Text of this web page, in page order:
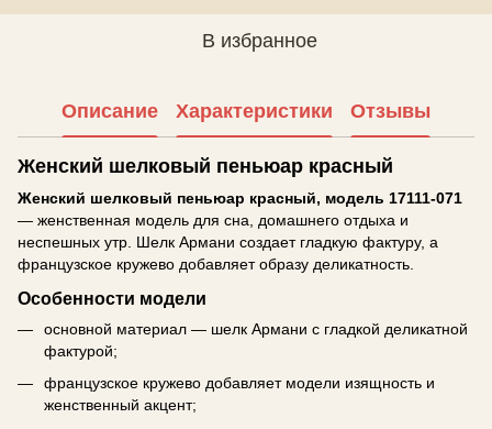
В избранное
Описание Характеристики Отзывы
Женский шелковый пеньюар красный
Женский шелковый пеньюар красный, модель 17111-071
— женственная модель для сна, домашнего отдыха и
неспешных утр. Шелк Армани создает гладкую фактуру, а
французское кружево добавляет образу деликатность.
Особенности модели
основной материал — шелк Армани с гладкой деликатной
фактурой;
французское кружево добавляет модели изящность и
женственный акцент;